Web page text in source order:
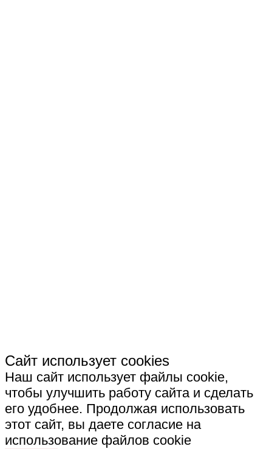
Сайт использует cookies
Наш сайт использует файлы cookie,
чтобы улучшить работу сайта и сделать
его удобнее. Продолжая использовать
этот сайт, вы даете согласие на
использование файлов cookie